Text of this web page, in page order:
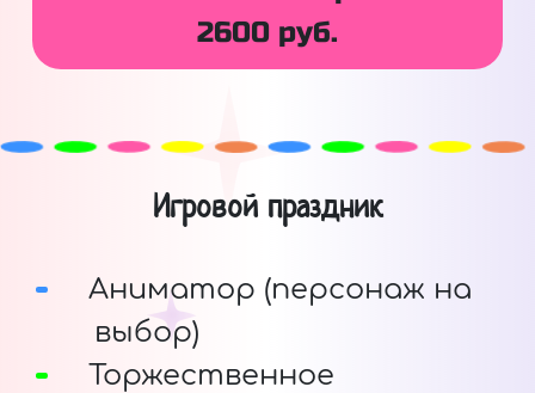
2600 руб.
Игровой праздник
Аниматор (персонаж на
выбор)
Торжественное